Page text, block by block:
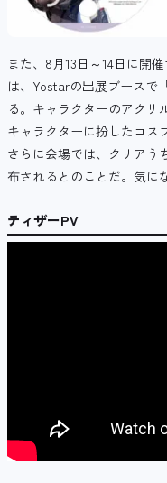
また、8月13日～14日に開
は、Yostarの出展ブースで
る。キャラクターのアクリ
キャラクターに扮したコス
さらに会場では、クリアう
布されるとのことだ。気に
ティザーPV